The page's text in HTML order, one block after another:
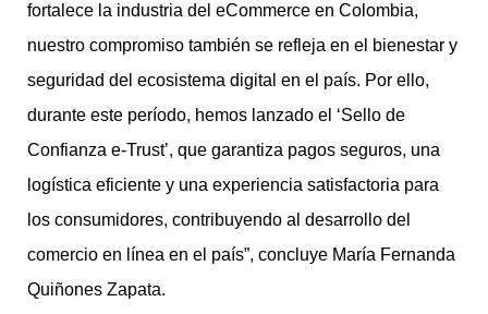
fortalece la industria del eCommerce en Colombia,
nuestro compromiso también se refleja en el bienestar y
seguridad del ecosistema digital en el país. Por ello,
durante este período, hemos lanzado el ‘Sello de
Confianza e-Trust’, que garantiza pagos seguros, una
logística eficiente y una experiencia satisfactoria para
los consumidores, contribuyendo al desarrollo del
comercio en línea en el país”, concluye María Fernanda
Quiñones Zapata.